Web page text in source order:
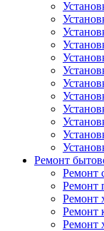
Ремонт
Ремонт
Ремонт
Ремонт
Ремонт
Ремонт